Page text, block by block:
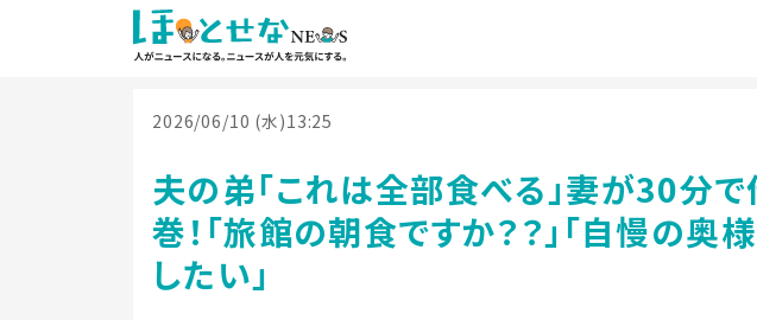
2026/06/10 (水)13:25
夫の弟「これは全部食べる」妻が30分
巻！「旅館の朝食ですか？？」「自慢の奥
したい」